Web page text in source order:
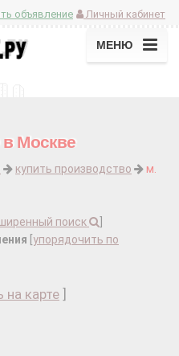
Личный кабинет
объявление
МЕНЮ
в Москве
купить производство
м.
поиск
упорядочить по
на карте